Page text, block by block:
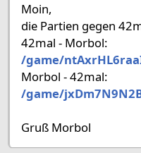
Moin,
die Partien gegen
42mal - Morbol:
/game/
Morbol - 42mal:
/game/
Gruß Morbol